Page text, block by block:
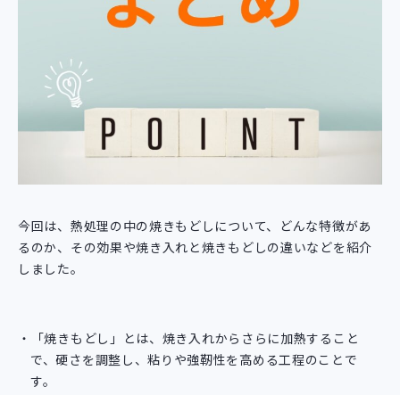
今回は、熱処理の中の焼きもどしについて、どんな特徴があ
るのか、その効果や焼き入れと焼きもどしの違いなどを紹介
しました。
「焼きもどし」とは、焼き入れからさらに加熱すること
で、硬さを調整し、粘りや強靭性を高める工程のことで
す。